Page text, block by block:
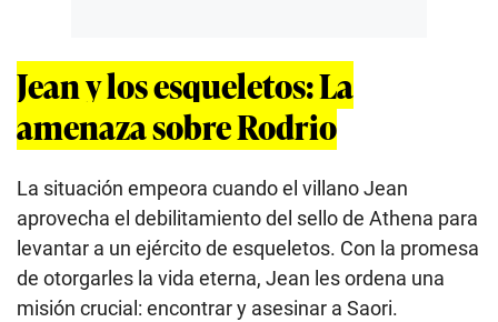
Jean y los esqueletos: La
amenaza sobre Rodrio
La situación empeora cuando el villano Jean
aprovecha el debilitamiento del sello de Athena para
levantar a un ejército de esqueletos. Con la promesa
de otorgarles la vida eterna, Jean les ordena una
misión crucial: encontrar y asesinar a Saori.